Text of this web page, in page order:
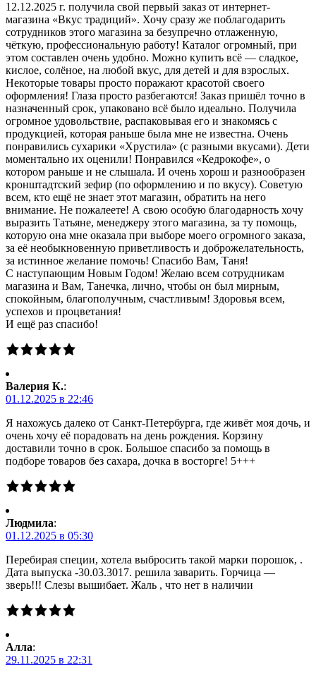
12.12.2025 г. получила свой первый заказ от интернет-
магазина «Вкус традиций». Хочу сразу же поблагодарить
сотрудников этого магазина за безупречно отлаженную,
чёткую, профессиональную работу! Каталог огромный, при
этом составлен очень удобно. Можно купить всё — сладкое,
кислое, солёное, на любой вкус, для детей и для взрослых.
Некоторые товары просто поражают красотой своего
оформления! Глаза просто разбегаются! Заказ пришёл точно в
назначенный срок, упаковано всё было идеально. Получила
огромное удовольствие, распаковывая его и знакомясь с
продукцией, которая раньше была мне не известна. Очень
понравились сухарики «Хрустила» (с разными вкусами). Дети
моментально их оценили! Понравился «Кедрокофе», о
котором раньше и не слышала. И очень хорош и разнообразен
кронштадтский зефир (по оформлению и по вкусу). Советую
всем, кто ещё не знает этот магазин, обратить на него
внимание. Не пожалеете! А свою особую благодарность хочу
выразить Татьяне, менеджеру этого магазина, за ту помощь,
которую она мне оказала при выборе моего огромного заказа,
за её необыкновенную приветливость и доброжелательность,
за истинное желание помочь! Спасибо Вам, Таня!
С наступающим Новым Годом! Желаю всем сотрудникам
магазина и Вам, Танечка, лично, чтобы он был мирным,
спокойным, благополучным, счастливым! Здоровья всем,
успехов и процветания!
И ещё раз спасибо!
Валерия К.:
01.12.2025 в 22:46
Я нахожусь далеко от Санкт-Петербурга, где живёт моя дочь, и
очень хочу её порадовать на день рождения. Корзину
доставили точно в срок. Большое спасибо за помощь в
подборе товаров без сахара, дочка в восторге! 5+++
Людмила:
01.12.2025 в 05:30
Перебирая специи, хотела выбросить такой марки порошок, .
Дата выпуска -30.03.3017. решила заварить. Горчица —
зверь!!! Слезы вышибает. Жаль , что нет в наличии
Алла:
29.11.2025 в 22:31